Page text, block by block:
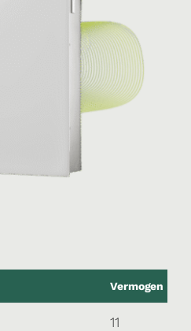
Vermogen
11